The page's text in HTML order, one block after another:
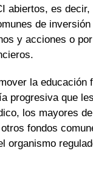
abiertos, es decir,
de
y acciones o
la educación
progresiva que
los mayores
fondos
organismo